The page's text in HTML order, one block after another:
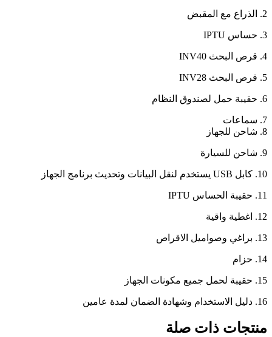
2. الذراع مع المقبض
3. حساس IPTU
4. قرص البحث INV40
5. قرص البحث INV28
6. حقيبة حمل لصندوق النظام
7. سماعات
8. شاحن للجهاز
9. شاحن للسيارة
10. كابل USB يستخدم لنقل البيانات وتحديث برنامج الجهاز
11. حقيبة الحساس IPTU
12. اغطية واقية
13. براغي وصواميل الاقراص
14. حزام
15. حقيبة لحمل جميع مكونات الجهاز
16. دليل الاستخدام وشهادة الضمان لمدة عامين
منتجات ذات صلة